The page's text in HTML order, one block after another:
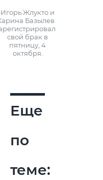
Игорь Жлукто и
Базылева
свой брак в
пятницу, 4
октября.
Еще
по
теме: